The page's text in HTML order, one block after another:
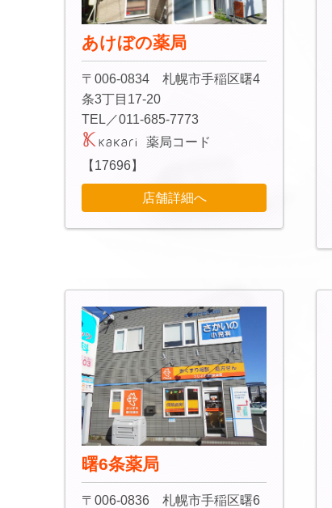
あけぼの薬局
〒006-0834 札幌市手稲区曙4
条3丁目17-20
TEL／011-685-7773
薬局コード
【17696】
店舗詳細へ
曙6条薬局
〒006-0836 札幌市手稲区曙6